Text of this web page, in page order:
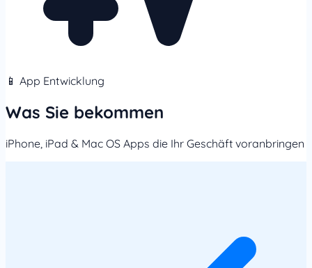
📱 App Entwicklung
Was Sie bekommen
iPhone, iPad & Mac OS Apps die Ihr Geschäft voranbringen